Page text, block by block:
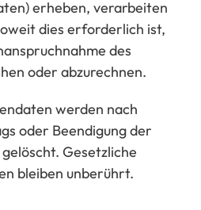
erheben, verarbeiten
dies erforderlich ist,
spruchnahme des
oder abzurechnen.
werden nach
oder Beendigung der
Gesetzliche
bleiben unberührt.